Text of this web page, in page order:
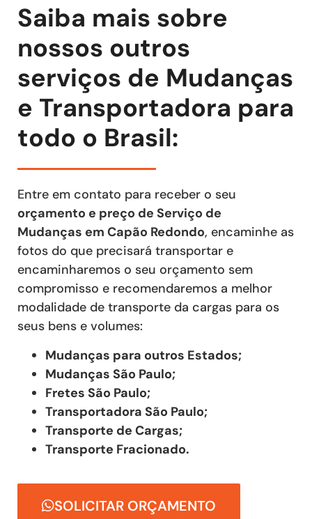
Saiba mais sobre
nossos outros
serviços de Mudanças
e Transportadora para
todo o Brasil:
Entre em contato para receber o seu
orçamento e preço de Serviço de
Mudanças em Capão Redondo, encaminhe as
fotos do que precisará transportar e
encaminharemos o seu orçamento sem
compromisso e recomendaremos a melhor
modalidade de transporte da cargas para os
seus bens e volumes:
Mudanças para outros Estados;
Mudanças São Paulo;
Fretes São Paulo;
Transportadora São Paulo;
Transporte de Cargas;
Transporte Fracionado.
SOLICITAR ORÇAMENTO